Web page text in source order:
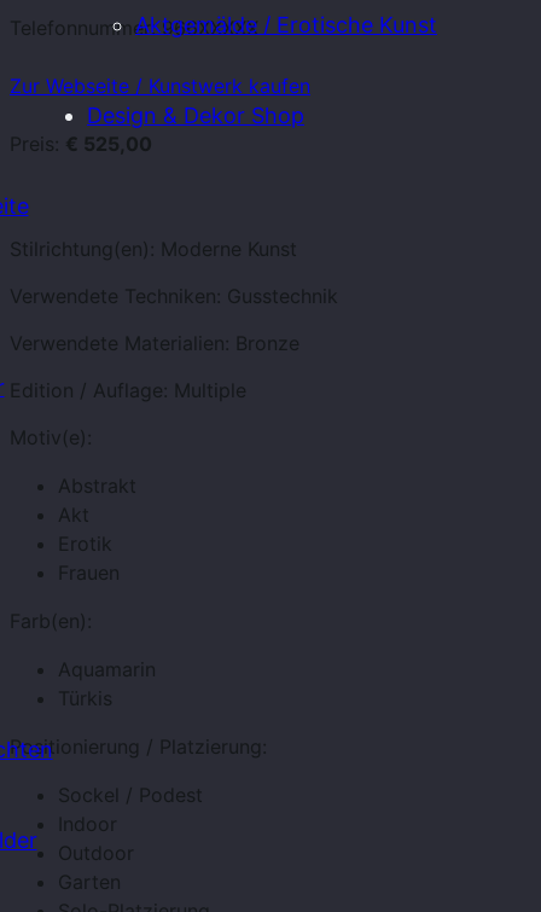
Aktgemälde / Erotische Kunst
Design & Dekor Shop
Telefonnummer:966XXXXX
Zur Webseite / Kunstwerk kaufen
Preis: € 525,00
Stilrichtung(en): Moderne Kunst
Verwendete Techniken: Gusstechnik
Verwendete Materialien: Bronze
Edition / Auflage: Multiple
Motiv(e):
Abstrakt
Akt
Erotik
Frauen
Farb(en):
Aquamarin
Türkis
Positionierung / Platzierung:
Sockel / Podest
Indoor
Outdoor
Garten